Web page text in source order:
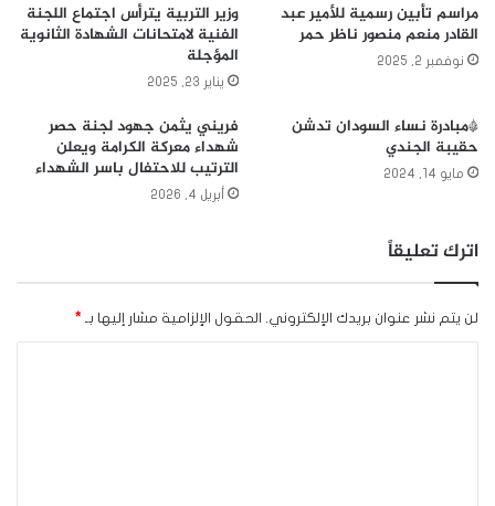
مراسم تأبين رسمية للأمير عبد
القادر منعم منصور ناظر حمر
نوفمبر 2, 2025
وزير التربية يترأس اجتماع اللجنة
الفنية لامتحانات الشهادة الثانوية
المؤجلة
يناير 23, 2025
*مبادرة نساء السودان تدشن
حقيبة الجندي
مايو 14, 2024
فريني يثمن جهود لجنة حصر
شهداء معركة الكرامة ويعلن
الترتيب للاحتفال باسر الشهداء
أبريل 4, 2026
اترك تعليقاً
لن يتم نشر عنوان بريدك الإلكتروني. الحقول الإلزامية مشار إليها بـ *